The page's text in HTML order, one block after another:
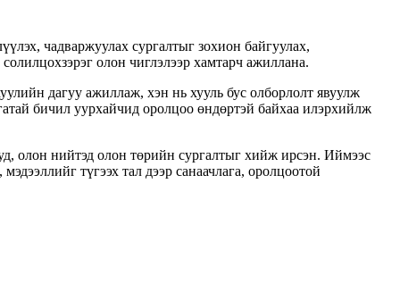
чадваржуулах сургалтыг зохион байгуулах,
олон чиглэлээр хамтарч ажиллана.
дагуу ажиллаж, хэн нь хууль бус олборлолт явуулж
бичил уурхайчид оролцоо өндөртэй байхаа илэрхийлж
олон нийтэд олон төрийн сургалтыг хийж ирсэн. Иймээс
түгээх тал дээр санаачлага, оролцоотой